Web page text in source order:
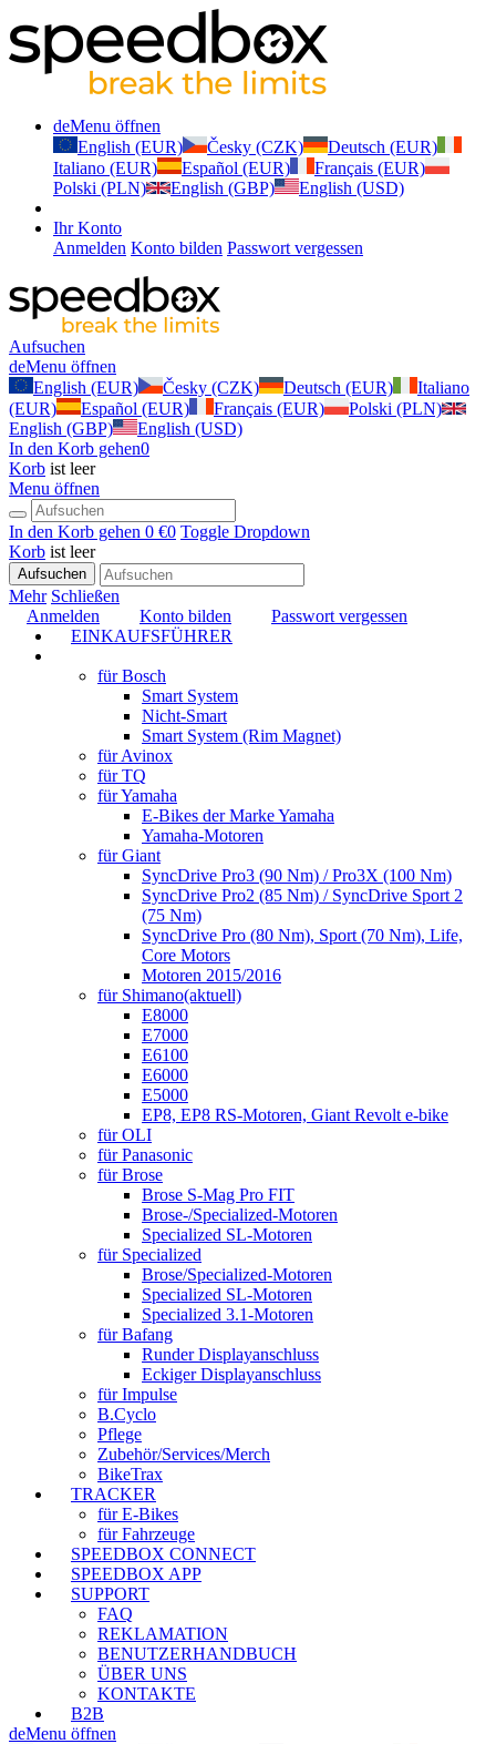
deMenu öffnen
English (EUR)
Česky (CZK)
Deutsch (EUR)
Italiano (EUR)
Español (EUR)
Français (EUR)
Polski (PLN)
English (GBP) English (USD)
Ihr Konto
Anmelden Konto bilden Passwort vergessen
Aufsuchen
deMenu öffnen
English (EUR)
Česky (CZK) Deutsch (EUR)
Italiano
(EUR)
Español (EUR) Français (EUR)
Polski (PLN)
English (GBP)
English (USD)
In den Korb gehen0
Korb ist leer
Menu öffnen
In den Korb gehen 0 €0 Toggle Dropdown
Korb ist leer
Aufsuchen
Mehr Schließen
Anmelden
Konto bilden
Passwort vergessen
EINKAUFSFÜHRER
für Bosch
Smart System
Nicht-Smart
Smart System (Rim Magnet)
für Avinox
für TQ
für Yamaha
E-Bikes der Marke Yamaha
Yamaha-Motoren
für Giant
SyncDrive Pro3 (90 Nm) / Pro3X (100 Nm)
SyncDrive Pro2 (85 Nm) / SyncDrive Sport 2
(75 Nm)
SyncDrive Pro (80 Nm), Sport (70 Nm), Life,
Core Motors
Motoren 2015/2016
für Shimano(aktuell)
E8000
E7000
E6100
E6000
E5000
EP8, EP8 RS-Motoren, Giant Revolt e-bike
für OLI
für Panasonic
für Brose
Brose S-Mag Pro FIT
Brose-/Specialized-Motoren
Specialized SL-Motoren
für Specialized
Brose/Specialized-Motoren
Specialized SL-Motoren
Specialized 3.1-Motoren
für Bafang
Runder Displayanschluss
Eckiger Displayanschluss
für Impulse
B.Cyclo
Pflege
Zubehör/Services/Merch
BikeTrax
TRACKER
für E-Bikes
für Fahrzeuge
SPEEDBOX CONNECT
SPEEDBOX APP
SUPPORT
FAQ
REKLAMATION
BENUTZERHANDBUCH
ÜBER UNS
KONTAKTE
B2B
deMenu öffnen